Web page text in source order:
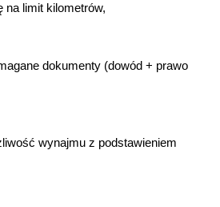
na limit kilometrów,
dokumenty (dowód + prawo
wynajmu z podstawieniem